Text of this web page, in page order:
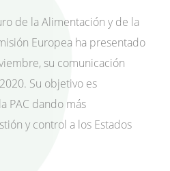
de la Alimentación y de la
Europea ha presentado
su comunicación
Su objetivo es
PAC dando más
y control a los Estados